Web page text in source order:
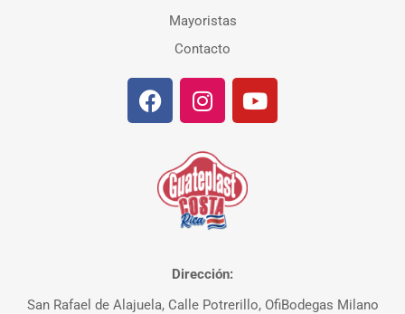
Mayoristas
Contacto
Dirección:
San Rafael de Alajuela, Calle Potrerillo, OfiBodegas Milano